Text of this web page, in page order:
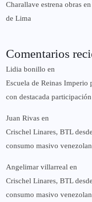
Charallave estrena obras
de Lima
Comentarios
Lidia bonillo en
Escuela de Reinas Imperio
con destacada
Juan Rivas en
Crischel Linares, BTL
consumo masivo
Angelimar villarreal en
Crischel Linares, BTL
consumo masivo